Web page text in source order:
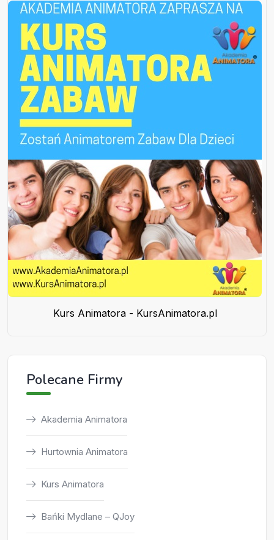
Kurs Animatora - KursAnimatora.pl
Polecane Firmy
Akademia Animatora
Hurtownia Animatora
Kurs Animatora
Bańki Mydlane – QJoy